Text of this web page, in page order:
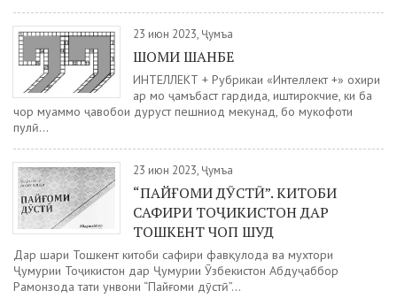
23 июн 2023, Ҷумъа
ШОМИ ШАНБЕ
ИНТЕЛЛЕКТ + Рубрикаи «Интеллект +» охири
ҳар моҳ ҷамъбаст гардида, иштирокчие, ки ба
чор муаммо ҷавобҳои дуруст пешниҳод мекунад, бо мукофоти
пулӣ...
23 июн 2023, Ҷумъа
“ПАЙҒОМИ ДӮСТӢ”. КИТОБИ
САФИРИ ТОҶИКИСТОН ДАР
ТОШКЕНТ ЧОП ШУД
Дар шаҳри Тошкент китоби сафири фавқулода ва мухтори
Ҷумҳурии Тоҷикистон дар Ҷумҳурии Ӯзбекистон Абдуҷаббор
Раҳмонзода таҳти унвони “Пайғоми дӯстӣ”...